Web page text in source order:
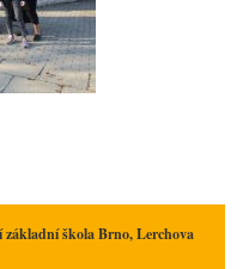
škola Brno, Lerchova